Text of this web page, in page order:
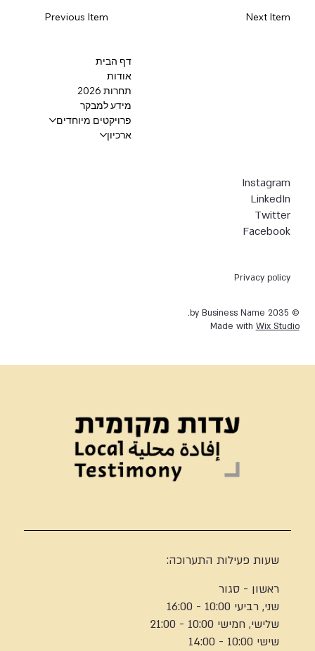
Next Item
Previous Item
Privacy policy
© 2035 by Business Name.
Made with Wix Studio
Instagram
LinkedIn
Twitter
Facebook
דף הבית
אודות
תחרות 2026
מידע למבקר
פרויקטים מיוחדים
ארכיון
שעות פעילות התערוכה:
ראשון - סגור
שני, רביעי 10:00 - 16:00
שלישי, חמישי 10:00 - 21:00
שישי 10:00 - 14:00